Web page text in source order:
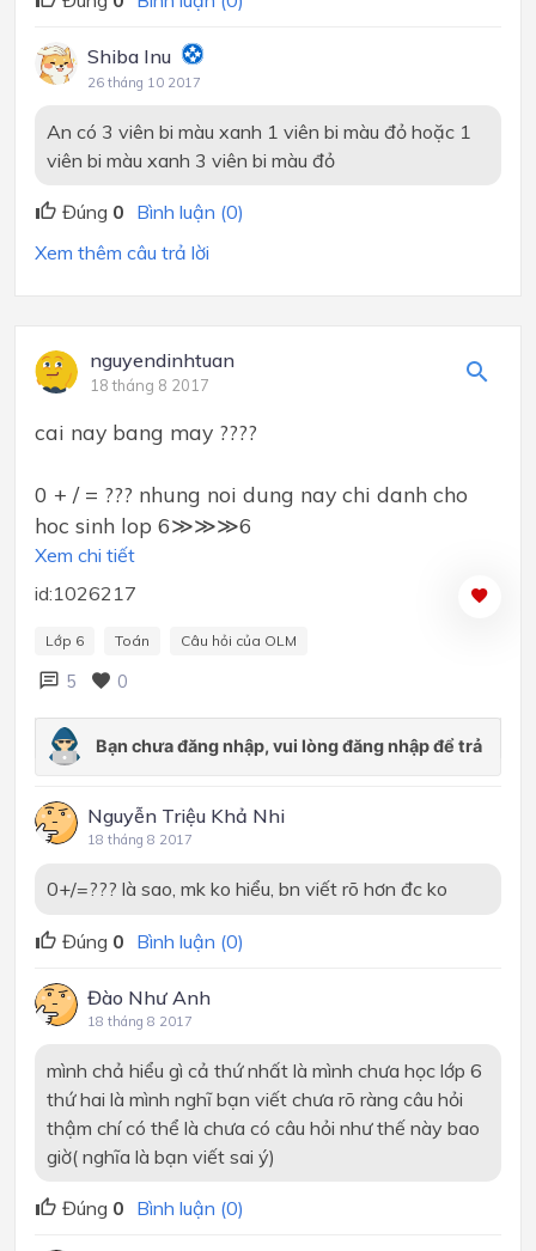
Shiba Inu
26 tháng 10 2017
An có 3 viên bi màu xanh 1 viên bi màu đỏ hoặc 1
viên bi màu xanh 3 viên bi màu đỏ
Đúng 0 Bình luận (0)
Xem thêm câu trả lời
nguyendinhtuan
18 tháng 8 2017
cai nay bang may ????
0 + / = ??? nhung noi dung nay chi danh cho
hoc sinh lop 6≫≫≫6
Xem chi tiết
id:1026217
Lớp 6 Toán Câu hỏi của OLM
5 0
Nguyễn Triệu Khả Nhi
18 tháng 8 2017
0+/=??? là sao, mk ko hiểu, bn viết rõ hơn đc ko
Đúng 0 Bình luận (0)
Đào Như Anh
18 tháng 8 2017
mình chả hiểu gì cả thứ nhất là mình chưa học lớp 6
thứ hai là mình nghĩ bạn viết chưa rõ ràng câu hỏi
thậm chí có thể là chưa có câu hỏi như thế này bao
giờ( nghĩa là bạn viết sai ý)
Đúng 0 Bình luận (0)